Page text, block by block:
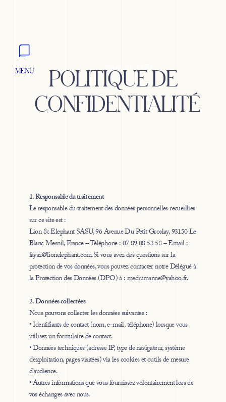
MENU
POLITIQUE DE
CONFIDENTIALITÉ
1. Responsable du traitement
Le responsable du traitement des données personnelles recueillies
sur ce site est :
Lion & Elephant SASU, 96 Avenue Du Petit Groslay, 93150 Le
Blanc Mesnil, France – Téléphone : 07 89 08 53 58 – Email :
fayaz@lionelephant.com.Si vous avez des questions sur la
protection de vos données, vous pouvez contacter notre Délégué à
la Protection des Données (DPO) à : mediumanne@yahoo.fr.
2. Données collectées
Nous pouvons collecter les données suivantes :
• Identifiants de contact (nom, e-mail, téléphone) lorsque vous
utilisez un formulaire de contact.
• Données techniques (adresse IP, type de navigateur, système
d’exploitation, pages visitées) via les cookies et outils de mesure
d’audience.
• Autres informations que vous fournissez volontairement lors de
vos échanges avec nous.